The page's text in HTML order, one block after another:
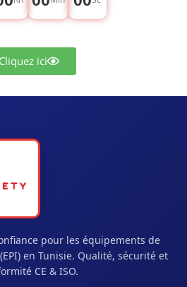
Cliquez ici
pour les équipements de
en Tunisie. Qualité, sécurité et
CE & ISO.